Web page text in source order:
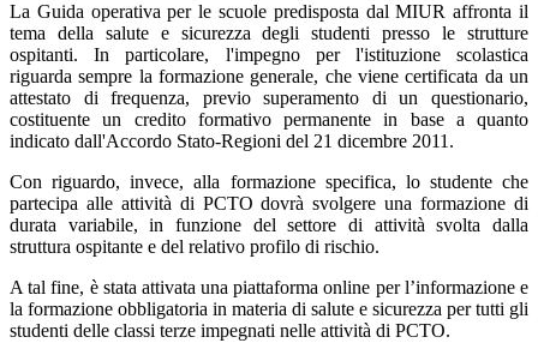
La Guida operativa per le scuole predisposta dal MIUR affronta il
tema della salute e sicurezza degli studenti presso le strutture
ospitanti.In particolare, l'impegno per l'istituzione scolastica
riguarda sempre la formazione generale, che viene certificata da un
attestato di frequenza, previo superamento di un questionario,
costituente un credito formativo permanente in base a quanto
indicato dall'Accordo Stato-Regioni del 21 dicembre 2011.
Con riguardo, invece, alla formazione specifica, lo studente che
partecipa alle attività di PCTO dovrà svolgere una formazione di
durata variabile, in funzione del settore di attività svolta dalla
struttura ospitante e del relativo profilo di rischio.
A tal fine, è stata attivata una piattaforma online per l’informazione e
la formazione obbligatoria in materia di salute e sicurezza per tutti gli
studenti delle classi terze impegnati nelle attività di PCTO.